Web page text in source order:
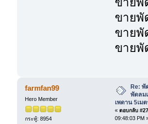
ขายพั
ขายพั
ขายพั
farmfan99
Hero Member
กระทู้: 8954
Re: พั
พัดลม
เพดาน 5เม
« ตอบกลับ
09:48:03 PM